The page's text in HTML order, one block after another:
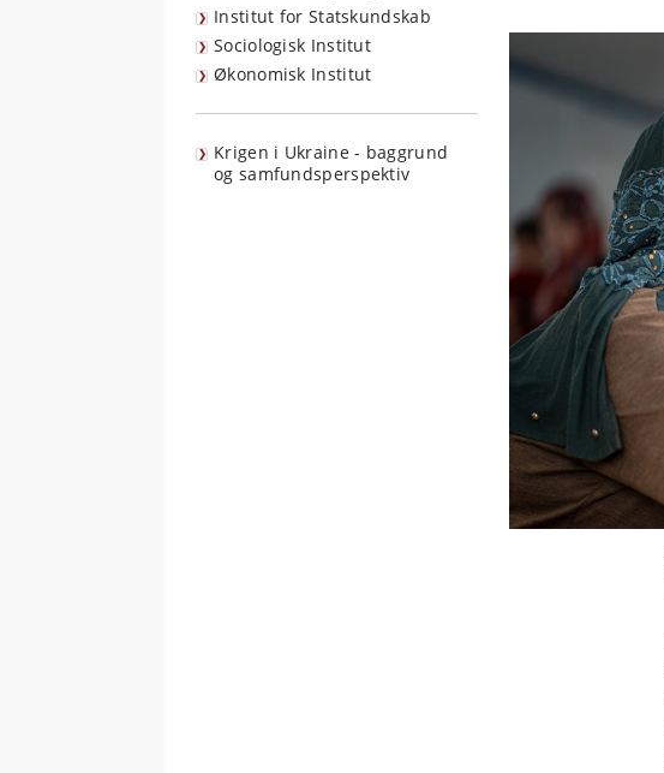
Institut for Statskundskab
Sociologisk Institut
Økonomisk Institut
Krigen i Ukraine - baggrund
og samfundsperspektiv